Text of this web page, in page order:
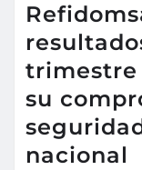
trimestre
su
nacional